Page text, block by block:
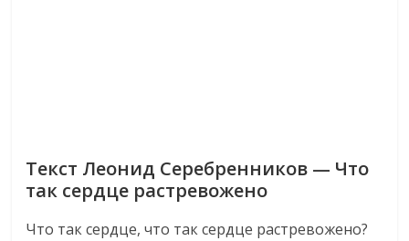
Текст Леонид Серебренников — Что
так сердце растревожено
Что так сердце, что так сердце растревожено?